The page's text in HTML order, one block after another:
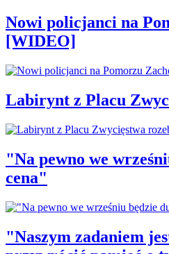
Nowi policjanci na
[WIDEO]
Labirynt z Placu
"Na pewno we
cena"
"Naszym zadaniem